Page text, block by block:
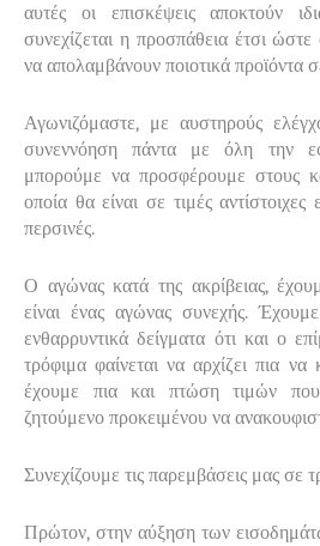
αυτές οι επισκέψεις αποκτούν
συνεχίζεται η προσπάθεια έτσι
να απολαμβάνουν ποιοτικά προϊόντα
Αγωνιζόμαστε, με αυστηρούς
συνεννόηση πάντα με όλη την
μπορούμε να προσφέρουμε στους
οποία θα είναι σε τιμές αντίστοιχες
περσινές.
Ο αγώνας κατά της ακρίβειας,
είναι ένας αγώνας συνεχής.
ενθαρρυντικά δείγματα ότι και ο
τρόφιμα φαίνεται να αρχίζει πια
έχουμε πια και πτώση τιμών
ζητούμενο προκειμένου να
Συνεχίζουμε τις παρεμβάσεις μας σε
Πρώτον, στην αύξηση των